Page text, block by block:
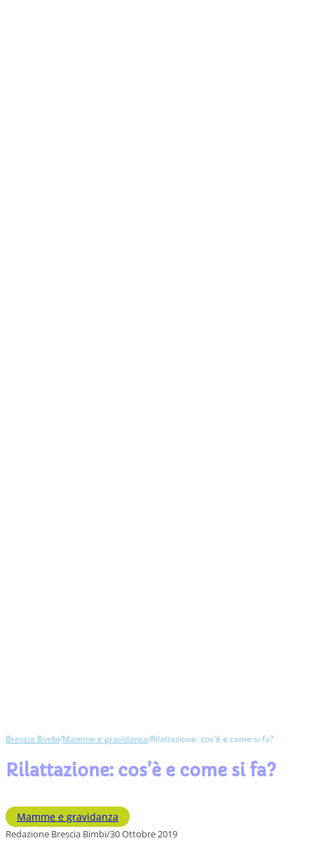
Brescia Bimbi/Mamme e gravidanza/Rilattazione: cos'è e come si fa?
Rilattazione: cos’è e come si fa?
Mamme e gravidanza
Redazione Brescia Bimbi/30 Ottobre 2019